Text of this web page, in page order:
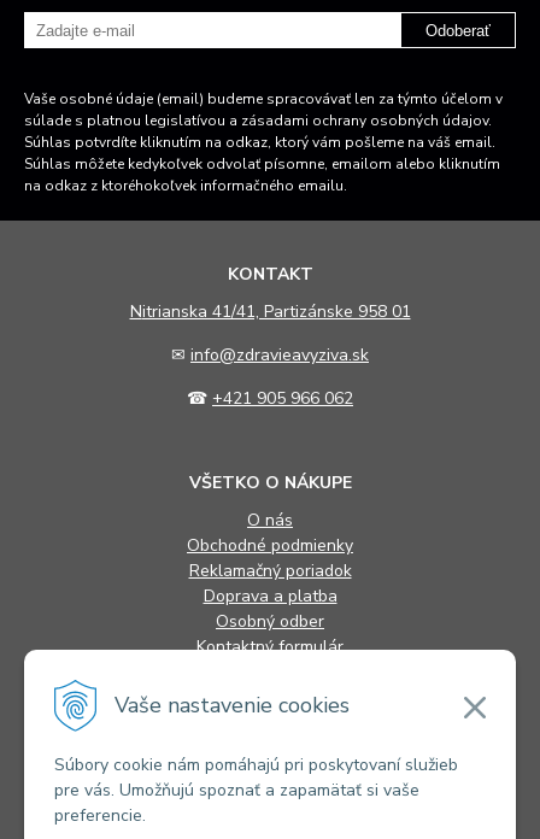
Vaše nastavenie cookies
Súbory cookie nám pomáhajú pri poskytovaní služieb
pre vás. Umožňujú spoznať a zapamätať si vaše
preferencie.
Odoberať
Vaše osobné údaje (email) budeme spracovávať len za týmto účelom v
súlade s platnou legislatívou a zásadami ochrany osobných údajov.
Súhlas potvrdíte kliknutím na odkaz, ktorý vám pošleme na váš email.
Súhlas môžete kedykoľvek odvolať písomne, emailom alebo kliknutím
na odkaz z ktoréhokoľvek informačného emailu.
KONTAKT
Nitrianska 41/41, Partizánske 958 01
✉ info@zdravieavyziva.sk
☎ +421 905 966 062
VŠETKO O NÁKUPE
O nás
Obchodné podmienky
Reklamačný poriadok
Doprava a platba
Osobný odber
Kontaktný formulár
INFORMÁCIE
Alternatívne riešenie sporov